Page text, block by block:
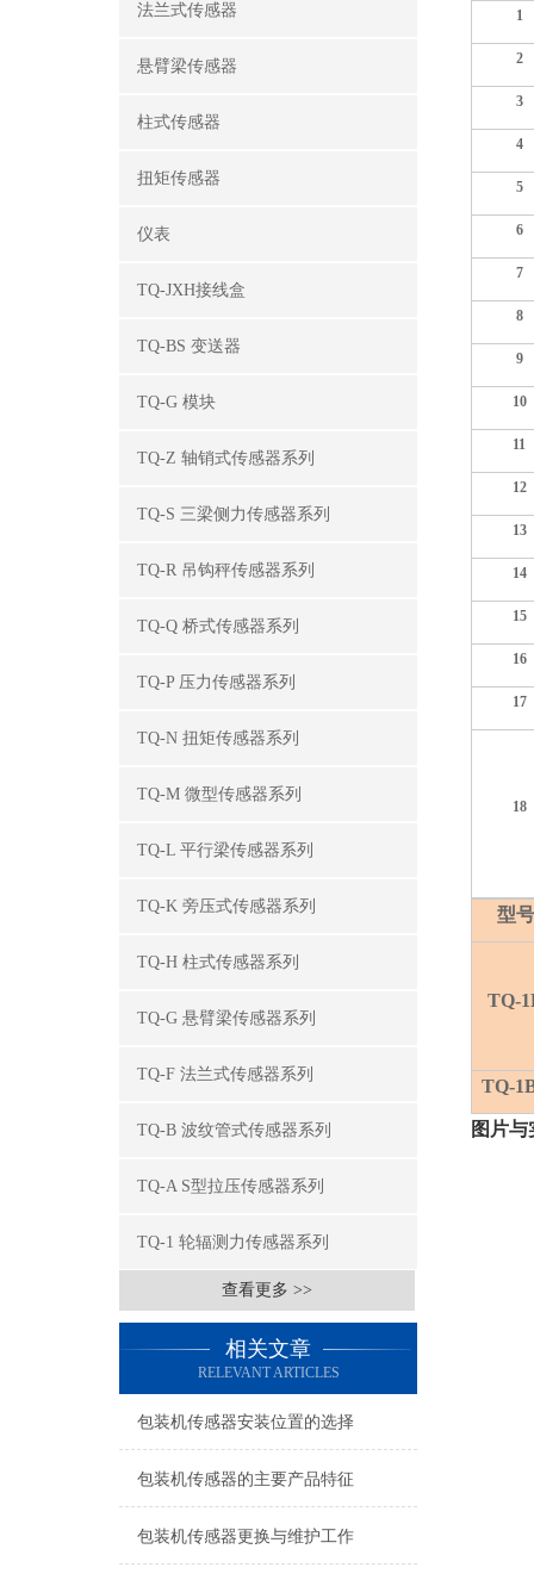
法兰式传感器
悬臂梁传感器
柱式传感器
扭矩传感器
仪表
TQ-JXH接线盒
TQ-BS 变送器
TQ-G 模块
TQ-Z 轴销式传感器系列
TQ-S 三梁侧力传感器系列
TQ-R 吊钩秤传感器系列
TQ-Q 桥式传感器系列
TQ-P 压力传感器系列
TQ-N 扭矩传感器系列
TQ-M 微型传感器系列
TQ-L 平行梁传感器系列
TQ-K 旁压式传感器系列
TQ-H 柱式传感器系列
TQ-G 悬臂梁传感器系列
TQ-F 法兰式传感器系列
TQ-B 波纹管式传感器系列
TQ-A S型拉压传感器系列
TQ-1 轮辐测力传感器系列
查看更多 >>
相关文章
RELEVANT ARTICLES
包装机传感器安装位置的选择
包装机传感器的主要产品特征
包装机传感器更换与维护工作
1
2
3
4
5
6
7
8
9
10
11
12
13
14
15
16
17
18
型号
TQ-
TQ-
图片